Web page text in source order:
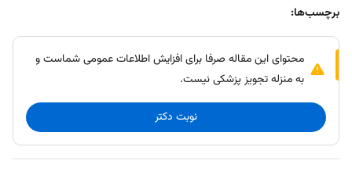
برچسب‌ها:
محتوای این مقاله صرفا برای افزایش اطلاعات عمومی شماست و
به منزله تجویز پزشکی نیست.
نوبت دکتر